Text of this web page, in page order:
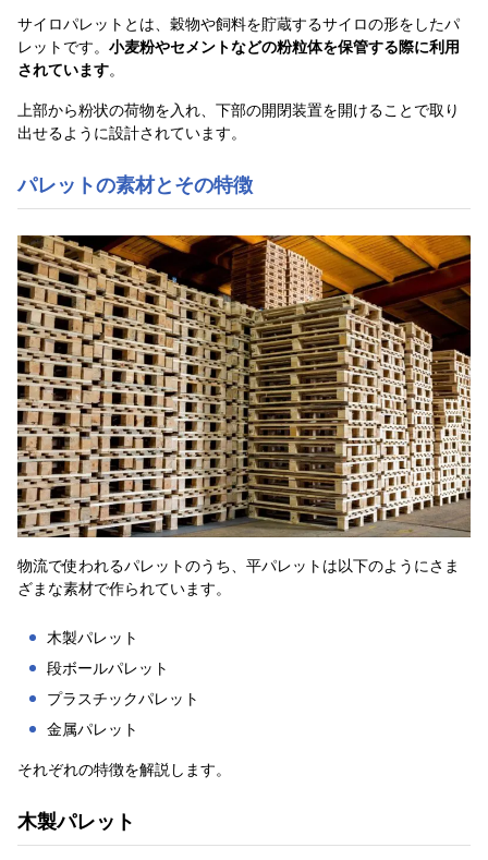
サイロパレットとは、穀物や飼料を貯蔵するサイロの形をしたパ
レットです。 小麦粉やセメントなどの粉粒体を保管する際に利用
されています。
上部から粉状の荷物を入れ、下部の開閉装置を開けることで取り
出せるように設計されています。
パレットの素材とその特徴
物流で使われるパレットのうち、平パレットは以下のようにさま
ざまな素材で作られています。
木製パレット
段ボールパレット
プラスチックパレット
金属パレット
それぞれの特徴を解説します。
木製パレット